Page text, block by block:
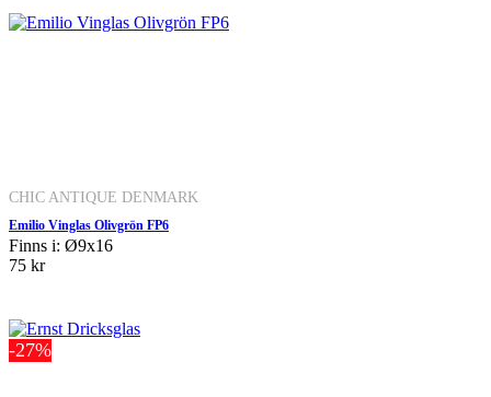
CHIC ANTIQUE DENMARK
Emilio Vinglas Olivgrön FP6
Finns i: Ø9x16
75 kr
-27%